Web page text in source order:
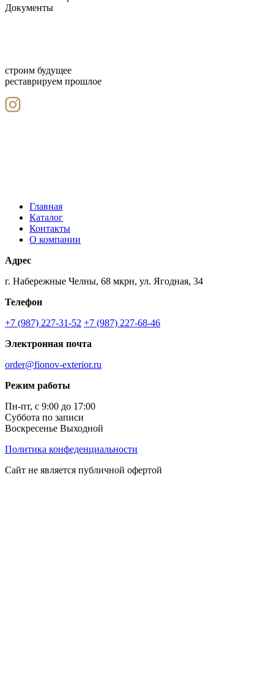
Документы
строим будущее
реставрируем прошлое
Главная
Каталог
Контакты
О компании
Адрес
г. Набережные Челны, 68 мкрн, ул. Ягодная, 34
Телефон
+7 (987) 227-31-52 +7 (987) 227-68-46
Электронная почта
order@fionov-exterior.ru
Режим работы
Пн-пт, с 9:00 до 17:00
Суббота по записи
Воскресенье Выходной
Политика конфеденциальности
Сайт не является публичной офертой